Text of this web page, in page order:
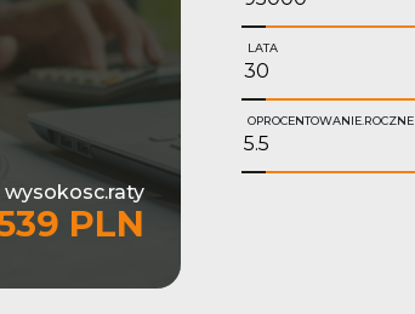
wysokosc.raty
PLN
LATA
OPROCENTOWANIE.ROCZNE